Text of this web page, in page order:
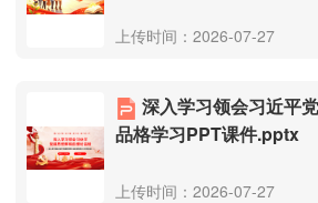
上传时间：2026-07-27
品格学习PPT课件.pptx
上传时间：2026-07-27